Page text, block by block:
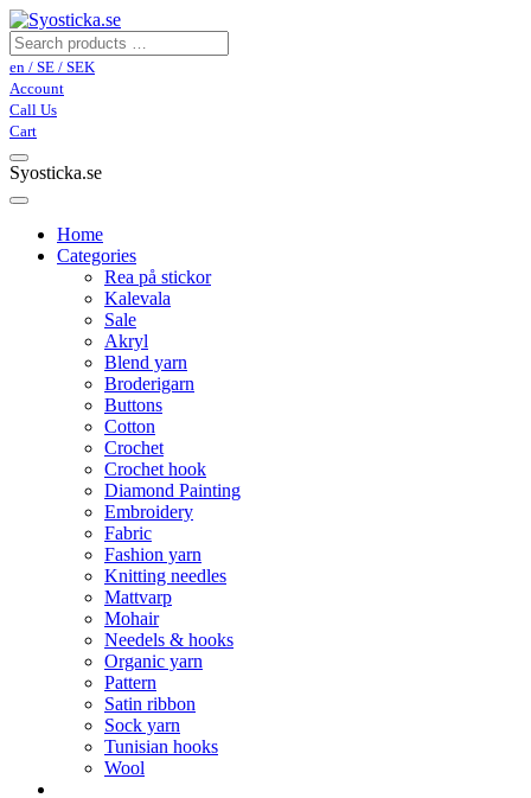
en / SE / SEK
Account
Call Us
Cart
Syosticka.se
Home
Categories
Rea på stickor
Kalevala
Sale
Akryl
Blend yarn
Broderigarn
Buttons
Cotton
Crochet
Crochet hook
Diamond Painting
Embroidery
Fabric
Fashion yarn
Knitting needles
Mattvarp
Mohair
Needels & hooks
Organic yarn
Pattern
Satin ribbon
Sock yarn
Tunisian hooks
Wool